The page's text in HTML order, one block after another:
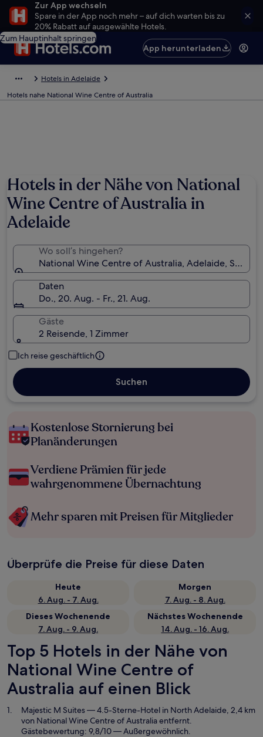
Zur App wechseln
Spare in der App noch mehr – auf dich warten bis zu
20% Rabatt auf ausgewählte Hotels.
Zum Hauptinhalt springen
App herunterladen
Hotels in Adelaide
Hotels nahe National Wine Centre of Australia
Hotels in der Nähe von National
Wine Centre of Australia in
Adelaide
Wo soll’s hingehen?
National Wine Centre of Australia, Adelaide, South
Daten
Do., 20. Aug. - Fr., 21. Aug.
Gäste
2 Reisende, 1 Zimmer
Ich reise geschäftlich
Suchen
Kostenlose Stornierung bei
Planänderungen
Verdiene Prämien für jede
wahrgenommene Übernachtung
Mehr sparen mit Preisen für Mitglieder
Überprüfe die Preise für diese Daten
Heute
6. Aug. - 7. Aug.
Morgen
7. Aug. - 8. Aug.
Dieses Wochenende
7. Aug. - 9. Aug.
Nächstes Wochenende
14. Aug. - 16. Aug.
Top 5 Hotels in der Nähe von
National Wine Centre of
Australia auf einen Blick
Majestic M Suites— 4.5-Sterne-Hotel in North Adelaide, 2,4 km
von National Wine Centre of Australia entfernt.
Gästebewertung: 9,8/10 — Außergewöhnlich.